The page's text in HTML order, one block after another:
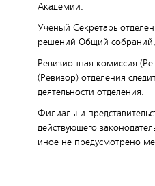
Академии.
Ученый Секретарь
решений Общий собраний,
Ревизионная комиссия
(Ревизор) отделения
деятельности отделения.
Филиалы и
действующего
иное не предусмотрено